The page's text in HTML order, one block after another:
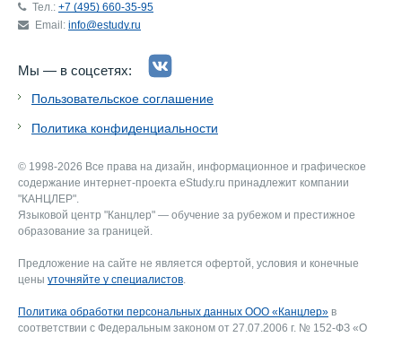
Тел.: +7 (495) 660-35-95
Email: info@estudy.ru
Мы — в соцсетях:
Пользовательское соглашение
Политика конфиденциальности
© 1998-2026 Все права на дизайн, информационное и графическое
содержание интернет-проекта eStudy.ru принадлежит компании
"КАНЦЛЕР".
Языковой центр "Канцлер" — обучение за рубежом и престижное
образование за границей.
Предложение на сайте не является офертой, условия и конечные
цены уточняйте у специалистов.
Политика обработки персональных данных ООО «Канцлер» в
соответствии с Федеральным законом от 27.07.2006 г. № 152-ФЗ «О